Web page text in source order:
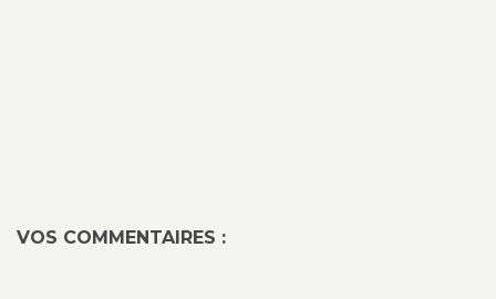
VOS COMMENTAIRES :